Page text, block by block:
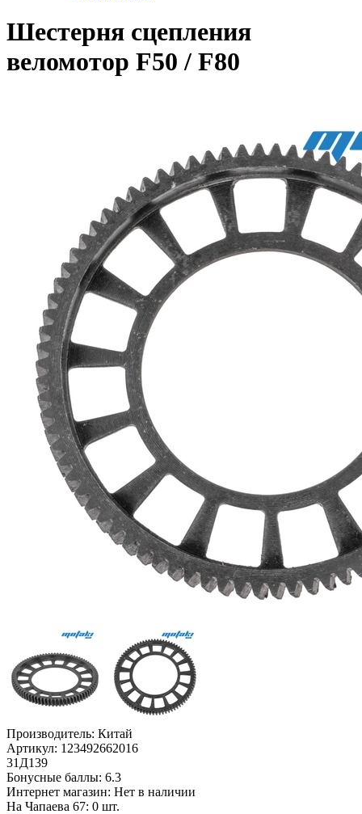
Шестерня сцепления
веломотор F50 / F80
Производитель: Китай
Артикул: 123492662016
31Д139
Бонусные баллы: 6.3
Интернет магазин: Нет в наличии
На Чапаева 67: 0 шт.